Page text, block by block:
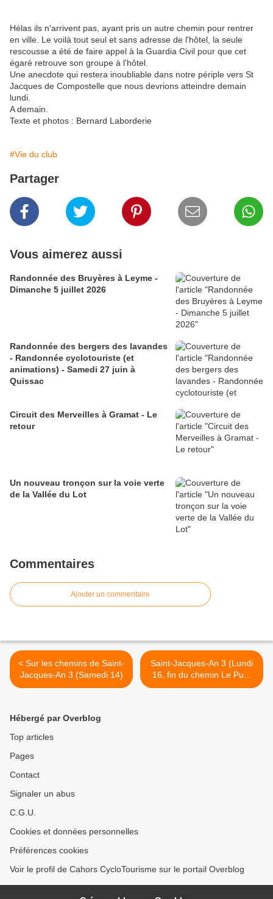
Hélas ils n'arrivent pas, ayant pris un autre chemin pour rentrer
en ville. Le voilà tout seul et sans adresse de l'hôtel, la seule
rescousse a été de faire appel à la Guardia Civil pour que cet
égaré retrouve son groupe à l'hôtel.
Une anecdote qui restera inoubliable dans notre périple vers St
Jacques de Compostelle que nous devrions atteindre demain
lundi.
A demain.
Texte et photos : Bernard Laborderie
#Vie du club
Partager
Vous aimerez aussi
Randonnée des Bruyères à Leyme -
Dimanche 5 juillet 2026
Randonnée des bergers des lavandes
- Randonnée cyclotouriste (et
animations) - Samedi 27 juin à
Quissac
Circuit des Merveilles à Gramat - Le
retour
Un nouveau tronçon sur la voie verte
de la Vallée du Lot
Commentaires
Ajouter un commentaire
< Sur les chemins de Saint-
Jacques-An 3 (Samedi 14)
Saint-Jacques-An 3 (Lundi
16, fin du chemin Le Puy-
Compostela) >
Hébergé par Overblog
Top articles
Pages
Contact
Signaler un abus
C.G.U.
Cookies et données personnelles
Préférences cookies
Voir le profil de Cahors CycloTourisme sur le portail Overblog